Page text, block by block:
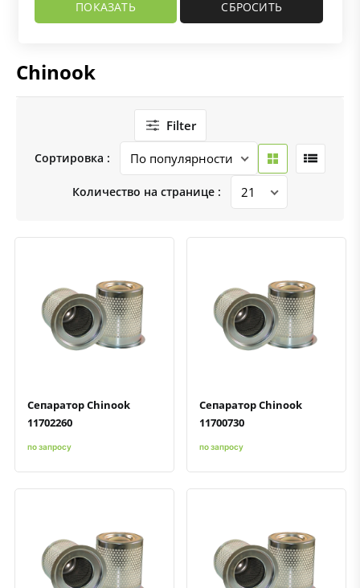
Chinook
Filter
Сортировка :
Количество на странице :
Быстрый просмотрДобавить к сравнению
Добавить в избранное
Сепаратор Chinook
11702260
по запросу
Быстрый просмотрДобавить к сравнению
Добавить в избранное
Сепаратор Chinook
11700730
по запросу